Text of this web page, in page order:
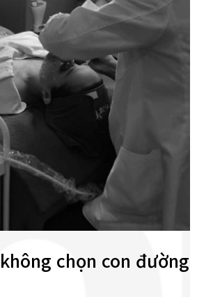
chọn con đường